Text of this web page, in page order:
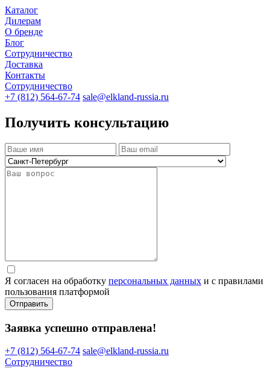
Каталог
Дилерам
О бренде
Блог
Сотрудничество
Доставка
Контакты
Сотрудничество
+7 (812) 564-67-74 sale@elkland-russia.ru
Получить консультацию
Я согласен на обработку персональных данных и с правилами
пользования платформой
Отправить
Заявка успешно отправлена!
+7 (812) 564-67-74 sale@elkland-russia.ru
Сотрудничество